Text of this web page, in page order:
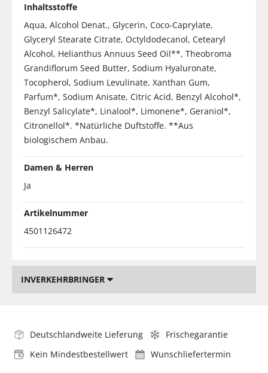
Inhaltsstoffe
Aqua, Alcohol Denat., Glycerin, Coco-Caprylate,
Glyceryl Stearate Citrate, Octyldodecanol, Cetearyl
Alcohol, Helianthus Annuus Seed Oil**, Theobroma
Grandiflorum Seed Butter, Sodium Hyaluronate,
Tocopherol, Sodium Levulinate, Xanthan Gum,
Parfum*, Sodium Anisate, Citric Acid, Benzyl Alcohol*,
Benzyl Salicylate*, Linalool*, Limonene*, Geraniol*,
Citronellol*. *Natürliche Duftstoffe. **Aus
biologischem Anbau.
Damen & Herren
Ja
Artikelnummer
4501126472
INVERKEHRBRINGER
Deutschlandweite Lieferung
Frischegarantie
Kein Mindestbestellwert
Wunschliefertermin